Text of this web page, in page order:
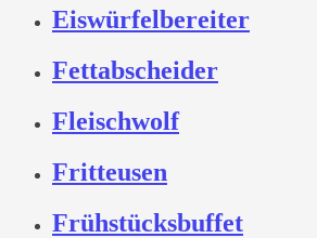
Eiswürfelbereiter
Fettabscheider
Fleischwolf
Fritteusen
Frühstücksbuffet